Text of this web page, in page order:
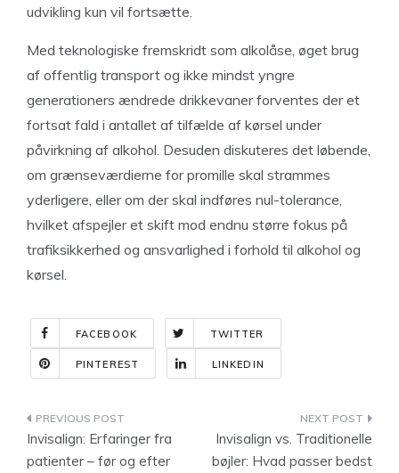
udvikling kun vil fortsætte.
Med teknologiske fremskridt som alkolåse, øget brug
af offentlig transport og ikke mindst yngre
generationers ændrede drikkevaner forventes der et
fortsat fald i antallet af tilfælde af kørsel under
påvirkning af alkohol. Desuden diskuteres det løbende,
om grænseværdierne for promille skal strammes
yderligere, eller om der skal indføres nul-tolerance,
hvilket afspejler et skift mod endnu større fokus på
trafiksikkerhed og ansvarlighed i forhold til alkohol og
kørsel.
FACEBOOK TWITTER
PINTEREST LINKEDIN
Indlægsnavigation
Invisalign: Erfaringer fra
patienter – før og efter
Invisalign vs. Traditionelle
bøjler: Hvad passer bedst